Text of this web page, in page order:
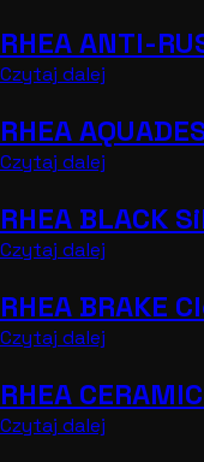
RHEA ANTI-
Czytaj dalej
RHEA
Czytaj dalej
RHEA BLACK
Czytaj dalej
RHEA BRAKE
Czytaj dalej
RHEA
Czytaj dalej